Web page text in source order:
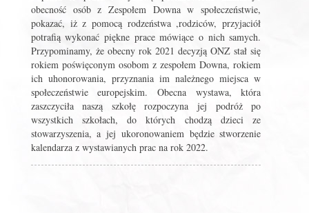
obecność osób z Zespołem Downa w społeczeństwie,
pokazać, iż z pomocą rodzeństwa ,rodziców, przyjaciół
potrafią wykonać piękne prace mówiące o nich samych.
Przypominamy, że obecny rok 2021 decyzją ONZ stał się
rokiem poświęconym osobom z zespołem Downa, rokiem
ich uhonorowania, przyznania im należnego miejsca w
społeczeństwie europejskim. Obecna wystawa, która
zaszczyciła naszą szkołę rozpoczyna jej podróż po
wszystkich szkołach, do których chodzą dzieci ze
stowarzyszenia, a jej ukoronowaniem będzie stworzenie
kalendarza z wystawianych prac na rok 2022.